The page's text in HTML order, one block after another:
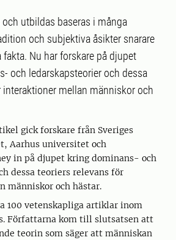
utbildas baseras i många
och subjektiva åsikter snarare
Nu har forskare på djupet
och ledarskapsteorier och dessa
interaktioner mellan människor och
gick forskare från Sveriges
Aarhus universitet och
in på djupet kring dominans- och
dessa teoriers relevans för
människor och hästar.
100 vetenskapliga artiklar inom
Författarna kom till slutsatsen att
teorin som säger att människan